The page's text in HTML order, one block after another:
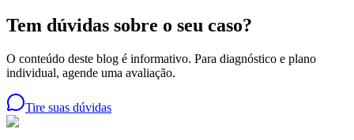
Tem dúvidas sobre o seu caso?
O conteúdo deste blog é informativo. Para diagnóstico e plano
individual, agende uma avaliação.
Tire suas dúvidas